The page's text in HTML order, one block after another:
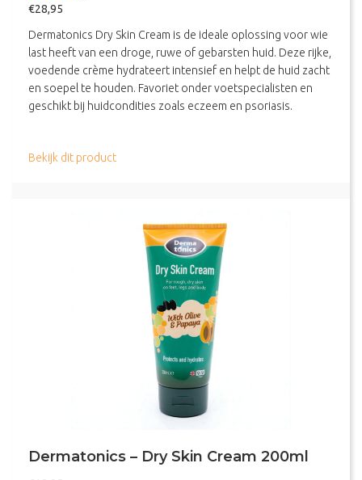
Gewaarde
erd4.00
uit 5
€28,95
Dermatonics Dry Skin Cream is de ideale oplossing voor wie
last heeft van een droge, ruwe of gebarsten huid. Deze rijke,
voedende crème hydrateert intensief en helpt de huid zacht
en soepel te houden. Favoriet onder voetspecialisten en
geschikt bij huidcondities zoals eczeem en psoriasis.
Bekijk dit productabout Dermatonics – Dry Skin Cream 500ml
Dermatonics – Dry Skin Cream 200ml